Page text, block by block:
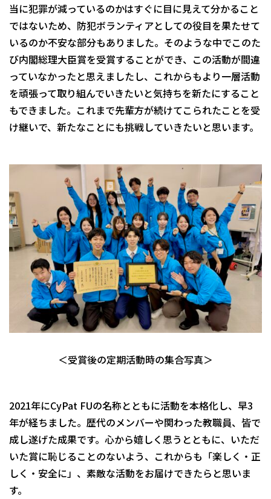
当に犯罪が減っているのかはすぐに目に見えて分かること
ではないため、防犯ボランティアとしての役目を果たせて
いるのか不安な部分もありました。そのような中でこのた
び内閣総理大臣賞を受賞することができ、この活動が間違
っていなかったと思えましたし、これからもより一層活動
を頑張って取り組んでいきたいと気持ちを新たにすること
もできました。これまで先輩方が続けてこられたことを受
け継いで、新たなことにも挑戦していきたいと思います。
＜受賞後の定期活動時の集合写真＞
2021年にCyPat FUの名称とともに活動を本格化し、早3
年が経ちました。歴代のメンバーや関わった教職員、皆で
成し遂げた成果です。心から嬉しく思うとともに、いただ
いた賞に恥じることのないよう、これからも「楽しく・正
しく・安全に」、素敵な活動をお届けできたらと思いま
す。